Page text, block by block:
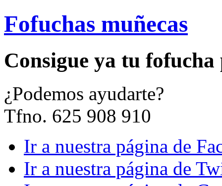
Fofuchas muñecas
Consigue ya tu
¿Podemos ayudarte?
Tfno. 625 908 910
Ir a nuestra página de
Ir a nuestra página de